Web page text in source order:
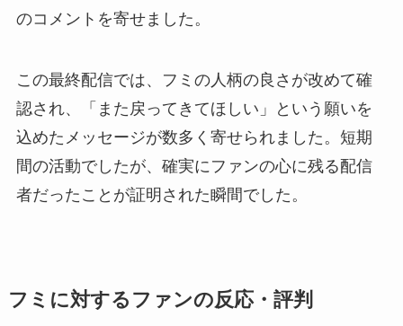
のコメントを寄せました。
この最終配信では、フミの人柄の良さが改めて確
認され、「また戻ってきてほしい」という願いを
込めたメッセージが数多く寄せられました。短期
間の活動でしたが、確実にファンの心に残る配信
者だったことが証明された瞬間でした。
フミ に対するファンの反応・評判